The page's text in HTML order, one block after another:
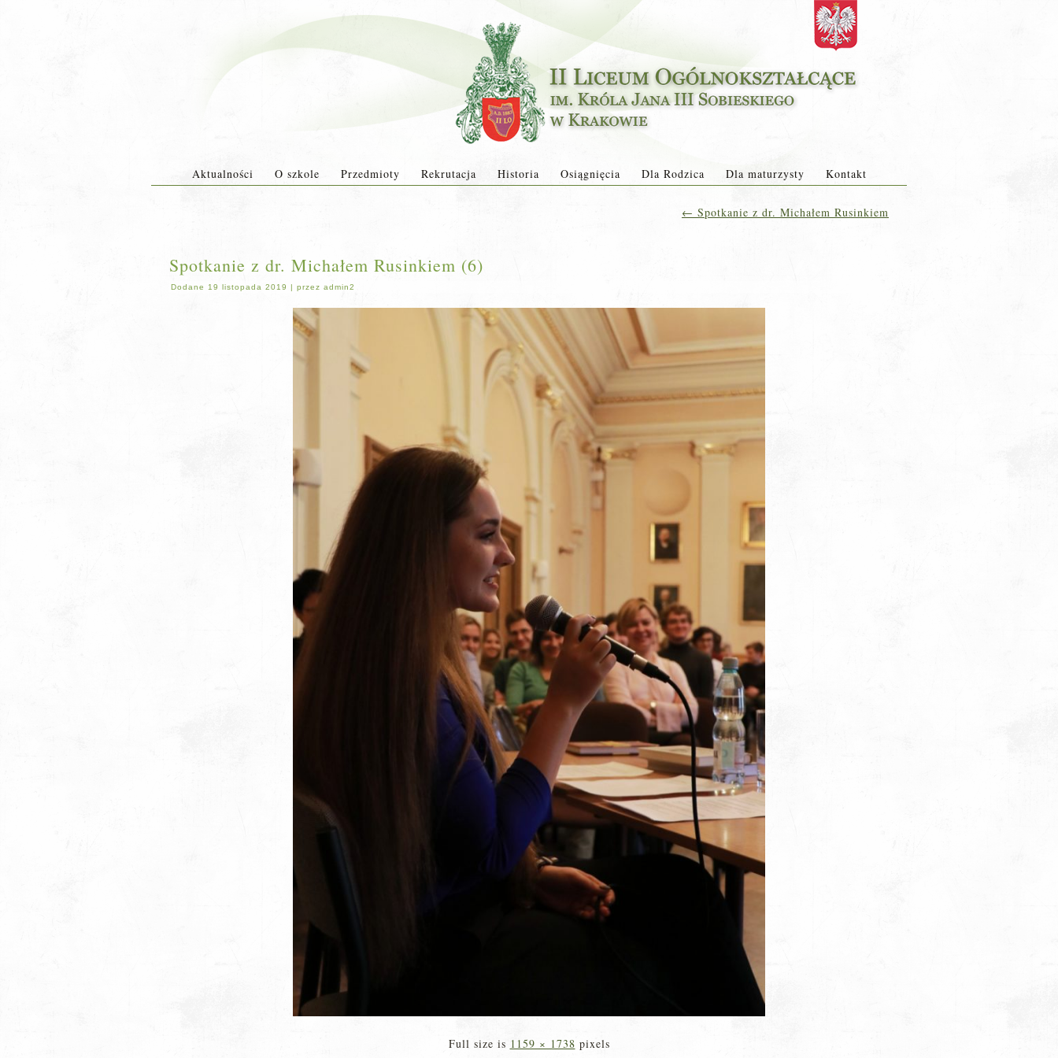
Aktualności O szkole Przedmioty Rekrutacja Historia Osiągnięcia Dla Rodzica Dla maturzysty Kontakt
← Spotkanie z dr. Michałem Rusinkiem
Spotkanie z dr. Michałem Rusinkiem (6)
Dodane 19 listopada 2019 | przez admin2
Full size is 1159 × 1738 pixels